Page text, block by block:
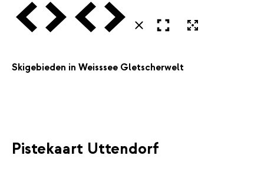
Vorige VolgendeVorige Volgende
SluitenOpen in volledig scherm
Skigebieden in Weisssee Gletscherwelt
Pistekaart Uttendorf